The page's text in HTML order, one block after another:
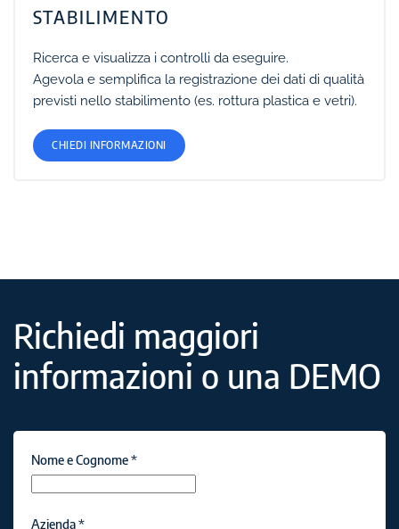
STABILIMENTO
Ricerca e visualizza i controlli da eseguire.
Agevola e semplifica la registrazione dei dati di qualità
previsti nello stabilimento (es. rottura plastica e vetri).
CHIEDI INFORMAZIONI
Richiedi maggiori
informazioni o una DEMO
Nome e Cognome*
Azienda*